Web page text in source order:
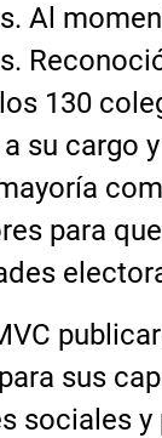
Al
130
su cargo
para
sus
sociales y